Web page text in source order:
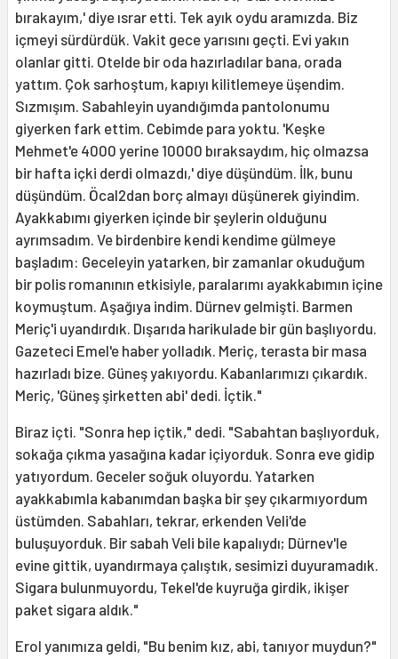
bırakayım,' diye ısrar etti. Tek ayık oydu aramızda. Biz
içmeyi sürdürdük. Vakit gece yarısını geçti. Evi yakın
olanlar gitti. Otelde bir oda hazırladılar bana, orada
yattım. Çok sarhoştum, kapıyı kilitlemeye üşendim.
Sızmışım. Sabahleyin uyandığımda pantolonumu
giyerken fark ettim. Cebimde para yoktu. 'Keşke
Mehmet'e 4000 yerine 10000 bıraksaydım, hiç olmazsa
bir hafta içki derdi olmazdı,' diye düşündüm. İlk, bunu
düşündüm. Öcal2dan borç almayı düşünerek giyindim.
Ayakkabımı giyerken içinde bir şeylerin olduğunu
ayrımsadım. Ve birdenbire kendi kendime gülmeye
başladım: Geceleyin yatarken, bir zamanlar okuduğum
bir polis romanının etkisiyle, paralarımı ayakkabımın içine
koymuştum. Aşağıya indim. Dürnev gelmişti. Barmen
Meriç'i uyandırdık. Dışarıda harikulade bir gün başlıyordu.
Gazeteci Emel'e haber yolladık. Meriç, terasta bir masa
hazırladı bize. Güneş yakıyordu. Kabanlarımızı çıkardık.
Meriç, 'Güneş şirketten abi' dedi. İçtik."
Biraz içti. "Sonra hep içtik," dedi. "Sabahtan başlıyorduk,
sokağa çıkma yasağına kadar içiyorduk. Sonra eve gidip
yatıyordum. Geceler soğuk oluyordu. Yatarken
ayakkabımla kabanımdan başka bir şey çıkarmıyordum
üstümden. Sabahları, tekrar, erkenden Veli'de
buluşuyorduk. Bir sabah Veli bile kapalıydı; Dürnev'le
evine gittik, uyandırmaya çalıştık, sesimizi duyuramadık.
Sigara bulunmuyordu, Tekel'de kuyruğa girdik, ikişer
paket sigara aldık."
Erol yanımıza geldi, "Bu benim kız, abi, tanıyor muydun?"